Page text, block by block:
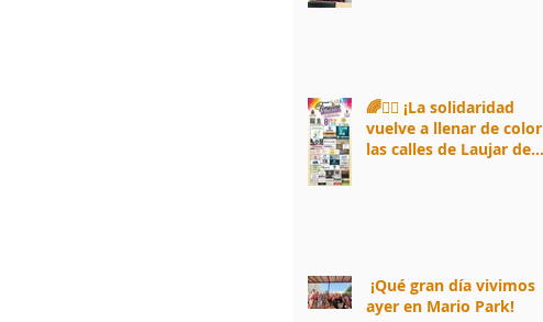
🌈🏃‍♀️ ¡La solidaridad
vuelve a llenar de color
las calles de Laujar de
¡Qué gran día vivimos
ayer en Mario Park!